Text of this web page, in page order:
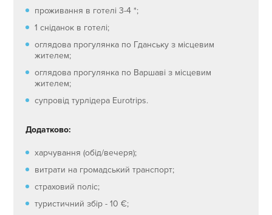
проживання в готелі 3-4 *;
1 сніданок в готелі;
оглядова прогулянка по Гданську з місцевим
жителем;
оглядова прогулянка по Варшаві з місцевим
жителем;
супровід турлідера Eurotrips.
Додатково:
харчування (обід/вечеря);
витрати на громадський транспорт;
страховий поліс;
туристичний збір - 10 €;